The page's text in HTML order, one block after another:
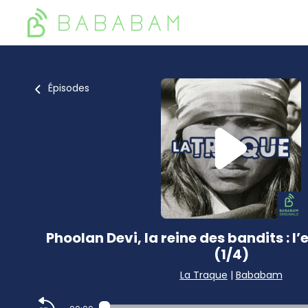
Épisodes
Phoolan Devi, la reine des bandits :
(1/4)
La Traque | Bababam